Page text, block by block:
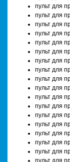
пульт для
пульт для
пульт для
пульт для
пульт для
пульт для
пульт для
пульт для
пульт для
пульт для
пульт для
пульт для
пульт для
пульт для
пульт для
пульт для
пульт для
пульт для